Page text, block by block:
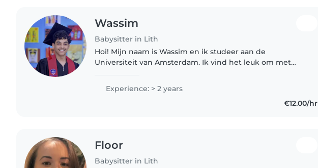
Wassim
Babysitter in Lith
Hoi! Mijn naam is Wassim en ik studeer aan de
Universiteit van Amsterdam. Ik vind het leuk om met
veilig, gehoord en op hun gemak..
Experience: > 2 years
€12.00/hr
Floor
Babysitter in Lith